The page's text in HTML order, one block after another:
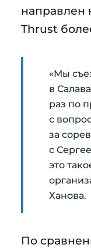
направлен
Thrust
«Мы
в
раз по
с
за
с
это
Ханова.
По